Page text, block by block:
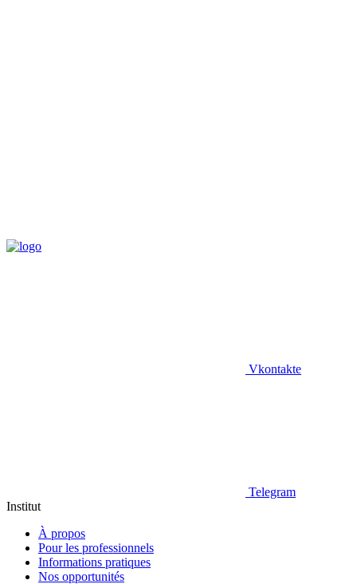
Vkontakte
Telegram
Institut
À propos
Pour les professionnels
Informations pratiques
Nos opportunités